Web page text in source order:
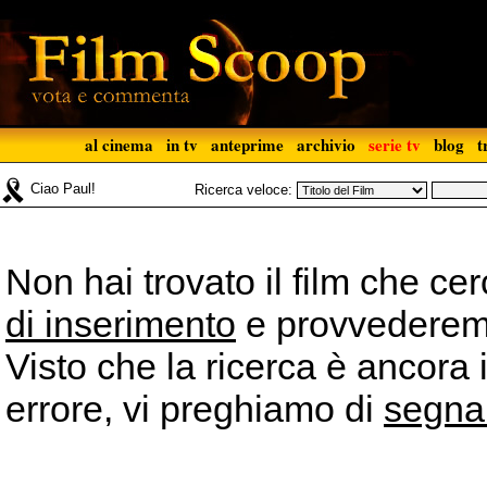
al cinema in tv anteprime archivio serie tv blog
Ciao Paul! Ricerca veloce:
Non hai trovato il film che
di inserimento e
Visto che la ricerca è
errore, vi preghiamo di